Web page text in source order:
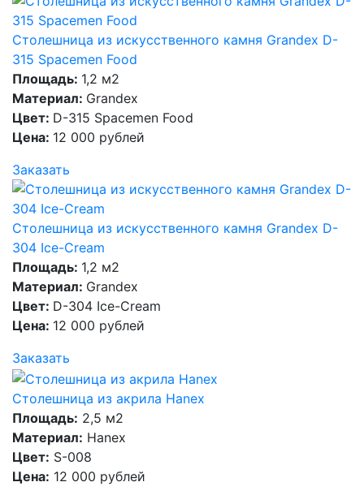
Столешница из искусственного камня Grandex D-
315 Spacemen Food
Площадь: 1,2 м2
Материал: Grandex
Цвет: D-315 Spacemen Food
Цена: 12 000 рублей
Заказать
Столешница из искусственного камня Grandex D-
304 Ice-Cream
Площадь: 1,2 м2
Материал: Grandex
Цвет: D-304 Ice-Cream
Цена: 12 000 рублей
Заказать
Столешница из акрила Hanex
Площадь: 2,5 м2
Материал: Hanex
Цвет: S-008
Цена: 12 000 рублей